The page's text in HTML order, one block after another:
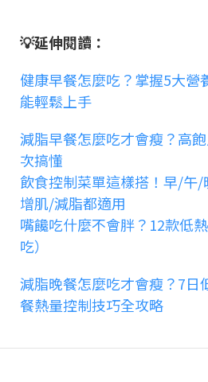
💡延伸閱讀：
健康早餐怎麼吃？掌握5大營
能輕鬆上手
減脂早餐怎麼吃才會瘦？高
次搞懂
飲食控制菜單這樣搭！早/午/
增肌/減脂都適用
嘴饞吃什麼不會胖？12款低
吃）
減脂晚餐怎麼吃才會瘦？7日
餐熱量控制技巧全攻略